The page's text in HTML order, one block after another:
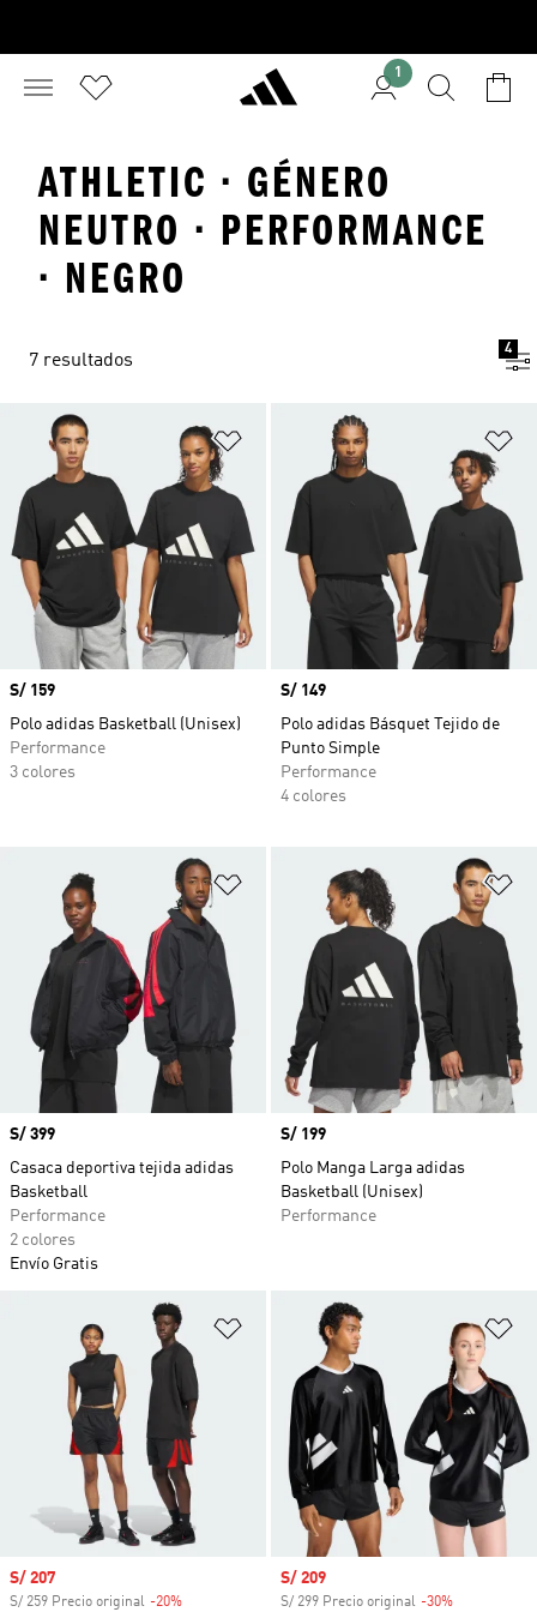
1
ATHLETIC · GÉNERO
NEUTRO · PERFORMANCE
· NEGRO
7 resultados
4
Añadir a la lista de deseos
Precio
S/ 159
Polo adidas Basketball (Unisex)
Performance
3 colores
Precio
S/ 149
Polo adidas Básquet Tejido de
Punto Simple
Performance
4 colores
Añadir a la lista de deseos
Precio
S/ 399
Casaca deportiva tejida adidas
Basketball
Performance
2 colores
Envío Gratis
Precio
S/ 199
Polo Manga Larga adidas
Basketball (Unisex)
Performance
Añadir a la lista de deseos
Precio de venta
S/ 207
S/ 259 Precio original -20%
Precio de venta
S/ 209
S/ 299 Precio original -30%